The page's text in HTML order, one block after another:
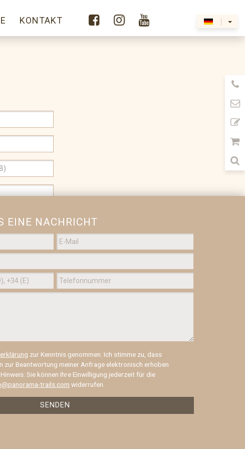
KONTAKT    |
jederzeit
EINE NACHRICHT
zur Kenntnis genommen. Ich stimme zu, dass
zur Beantwortung meiner Anfrage elektronisch erhoben
Sie können Ihre Einwilligung jederzeit für die
trails.com widerrufen.
SENDEN